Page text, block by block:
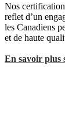
Nos
reflet d’un
les Canadiens
et de haute
En savoir plus